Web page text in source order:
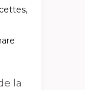
,
la